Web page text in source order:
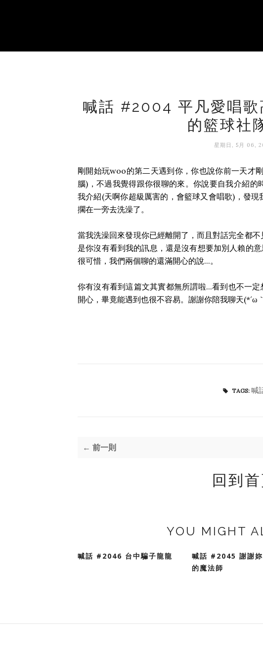
喊話 #2004 平凡愛唱歌
的籃球社
星期日, 5月 06,
剛開始玩woo的第二天遇到你，你也說你前一天才
腦)，不過我覺得跟你很聊的來。你說要自我介紹的
我介紹(天啊你超級厲害的，會籃球又會唱歌)，發
擱在一旁去洗澡了。
當我洗澡回來發現你已經離開了，而且對話完全都
是你沒有看到我的訊息，還是沒有想要加別人賴的
很可惜，我們兩個聊的還滿開心的說...。
你有沒有看到這篇文其實都無所謂啦...看到也不一
開心，畢竟能遇到也很不容易。謝謝你陪我聊天(*´ω
TAGS: 喊
← 前一則
回到
YOU MIGHT
喊話 #2046 台中騙子龍龍
喊話 #2045 謝謝妳
的魔法師